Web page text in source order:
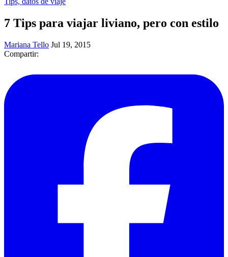
7 Tips para viajar liviano, pero con estilo
Mariana Tello Jul 19, 2015
Compartir: